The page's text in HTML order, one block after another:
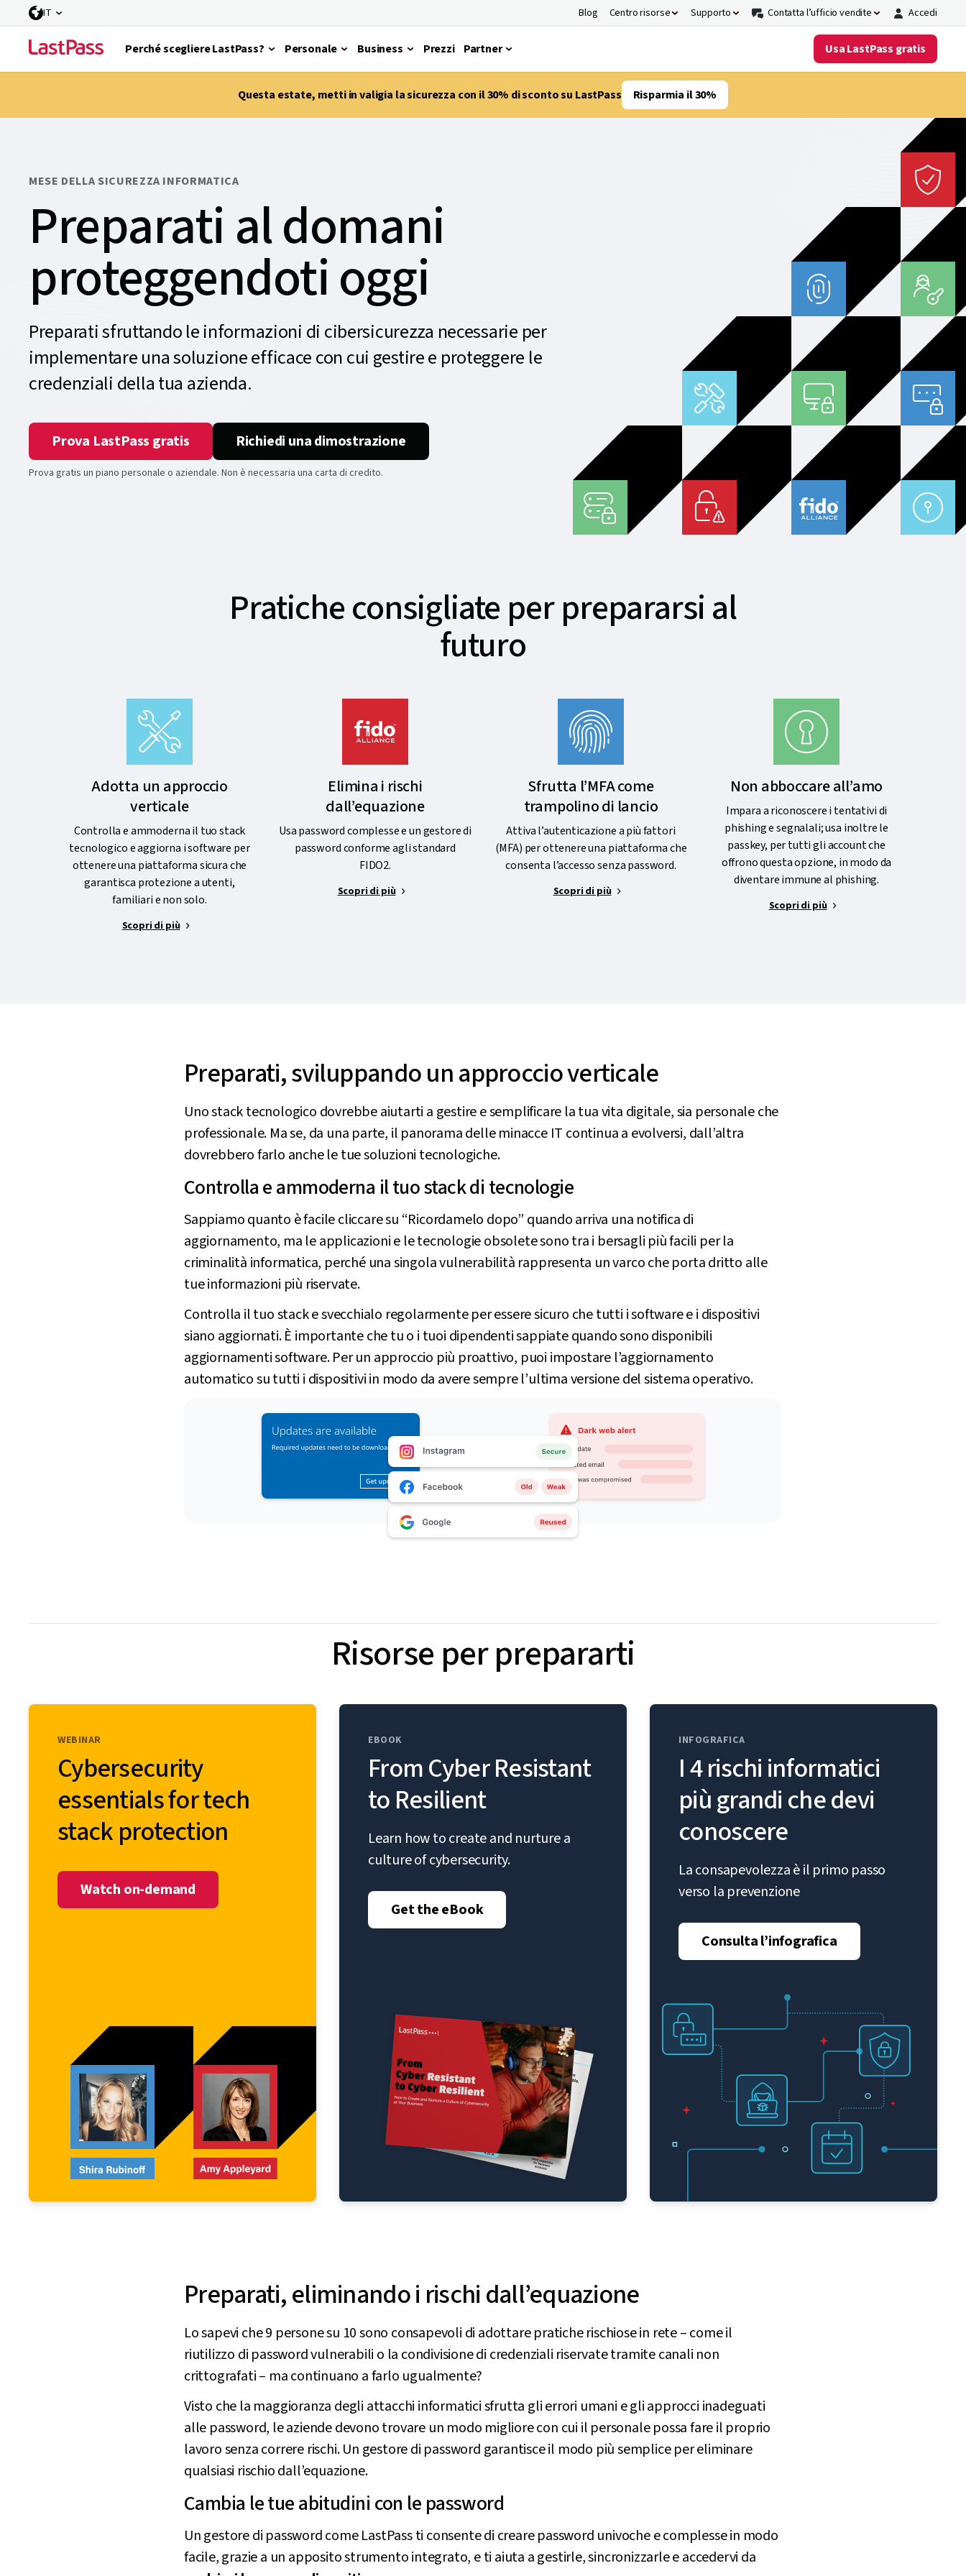
IT Blog Centro risorse Supporto Contatta l’ufficio vendite Accedi
Perché scegliere LastPass? Personale Business Prezzi Partner Usa LastPass gratis
Questa estate, metti in valigia la sicurezza con il 30% di sconto su LastPass Risparmia il 30%
MESE DELLA SICUREZZA INFORMATICA
Preparati al domani
proteggendoti oggi
Preparati sfruttando le informazioni di cibersicurezza necessarie per
implementare una soluzione efficace con cui gestire e proteggere le
credenziali della tua azienda.
Prova LastPass gratis Richiedi una dimostrazione
Prova gratis un piano personale o aziendale. Non è necessaria una carta di credito.
Pratiche consigliate per prepararsi al
futuro
Adotta un approccio
verticale
Controlla e ammoderna il tuo stack
tecnologico e aggiorna i software per
ottenere una piattaforma sicura che
garantisca protezione a utenti,
familiari e non solo.
Scopri di più
Elimina i rischi
dall’equazione
Usa password complesse e un gestore di
password conforme agli standard
FIDO2.
Scopri di più
Sfrutta l’MFA come
trampolino di lancio
Attiva l’autenticazione a più fattori
(MFA) per ottenere una piattaforma che
consenta l’accesso senza password.
Scopri di più
Non abboccare all’amo
Impara a riconoscere i tentativi di
phishing e segnalali; usa inoltre le
passkey, per tutti gli account che
offrono questa opzione, in modo da
diventare immune al phishing.
Scopri di più
Preparati, sviluppando un approccio verticale
Uno stack tecnologico dovrebbe aiutarti a gestire e semplificare la tua vita digitale, sia personale che
professionale. Ma se, da una parte, il panorama delle minacce IT continua a evolversi, dall’altra
dovrebbero farlo anche le tue soluzioni tecnologiche.
Controlla e ammoderna il tuo stack di tecnologie
Sappiamo quanto è facile cliccare su “Ricordamelo dopo” quando arriva una notifica di
aggiornamento, ma le applicazioni e le tecnologie obsolete sono tra i bersagli più facili per la
criminalità informatica, perché una singola vulnerabilità rappresenta un varco che porta dritto alle
tue informazioni più riservate.
Controlla il tuo stack e svecchialo regolarmente per essere sicuro che tutti i software e i dispositivi
siano aggiornati. È importante che tu o i tuoi dipendenti sappiate quando sono disponibili
aggiornamenti software. Per un approccio più proattivo, puoi impostare l’aggiornamento
automatico su tutti i dispositivi in modo da avere sempre l’ultima versione del sistema operativo.
Risorse per prepararti
WEBINAR
Cybersecurity
essentials for tech
stack protection
Watch on-demand
EBOOK
From Cyber Resistant
to Resilient
Learn how to create and nurture a
culture of cybersecurity.
Get the eBook
INFOGRAFICA
I 4 rischi informatici
più grandi che devi
conoscere
La consapevolezza è il primo passo
verso la prevenzione
Consulta l’infografica
Preparati, eliminando i rischi dall’equazione
Lo sapevi che 9 persone su 10 sono consapevoli di adottare pratiche rischiose in rete – come il
riutilizzo di password vulnerabili o la condivisione di credenziali riservate tramite canali non
crittografati – ma continuano a farlo ugualmente?
Visto che la maggioranza degli attacchi informatici sfrutta gli errori umani e gli approcci inadeguati
alle password, le aziende devono trovare un modo migliore con cui il personale possa fare il proprio
lavoro senza correre rischi. Un gestore di password garantisce il modo più semplice per eliminare
qualsiasi rischio dall’equazione.
Cambia le tue abitudini con le password
Un gestore di password come LastPass ti consente di creare password univoche e complesse in modo
facile, grazie a un apposito strumento integrato, e ti aiuta a gestirle, sincronizzarle e accedervi da